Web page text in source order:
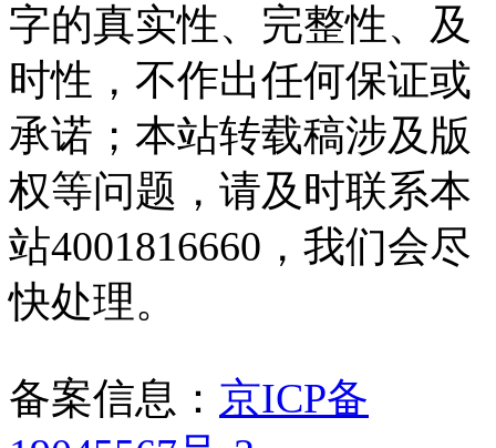
字的真实性、完整性、及
时性，不作出任何保证或
承诺；本站转载稿涉及版
权等问题，请及时联系本
站4001816660，我们会尽
快处理。
备案信息： 京ICP备